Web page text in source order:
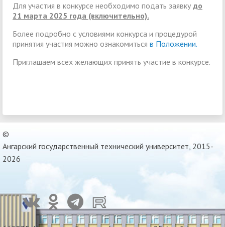
Для участия в конкурсе необходимо подать заявку до
21 марта 2025 года (включительно).
Более подробно с условиями конкурса и процедурой
принятия участия можно ознакомиться в Положении.
Приглашаем всех желающих принять участие в конкурсе.
©
Ангарский государственный технический университет, 2015-
2026